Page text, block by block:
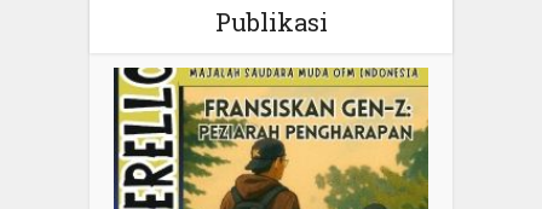
Publikasi